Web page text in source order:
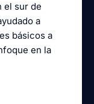
el sur de
a
básicos a
en la